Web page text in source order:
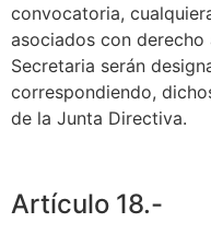
convocatoria,
asociados con
Secretaria serán
correspondiendo,
de la Junta Directiva.
Artículo 18.-